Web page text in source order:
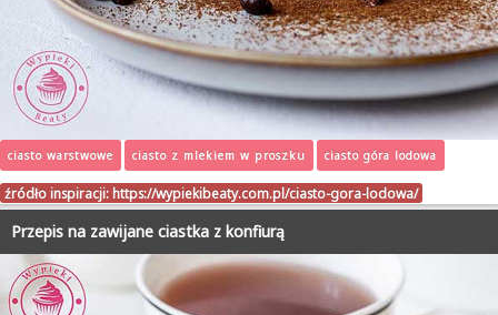
ciasto warstwowe ciasto z mlekiem w proszku ciasto góra lodowa
źródło inspiracji: https://wypiekibeaty.com.pl/ciasto-gora-lodowa/
Przepis na zawijane ciastka z konfiurą